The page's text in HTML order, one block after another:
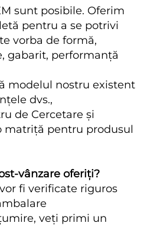
sunt posibile. Oferim
pentru a se potrivi
vorba de formă,
gabarit, performanță
modelul nostru existent
dvs.,
de Cercetare și
matriță pentru produsul
vânzare oferiți?
vor fi verificate riguros
veți primi un